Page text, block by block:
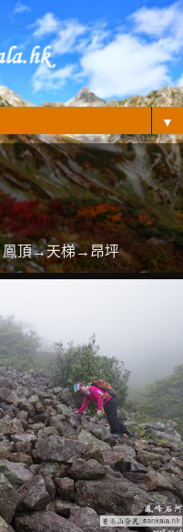
▼
頂→天梯→昂坪